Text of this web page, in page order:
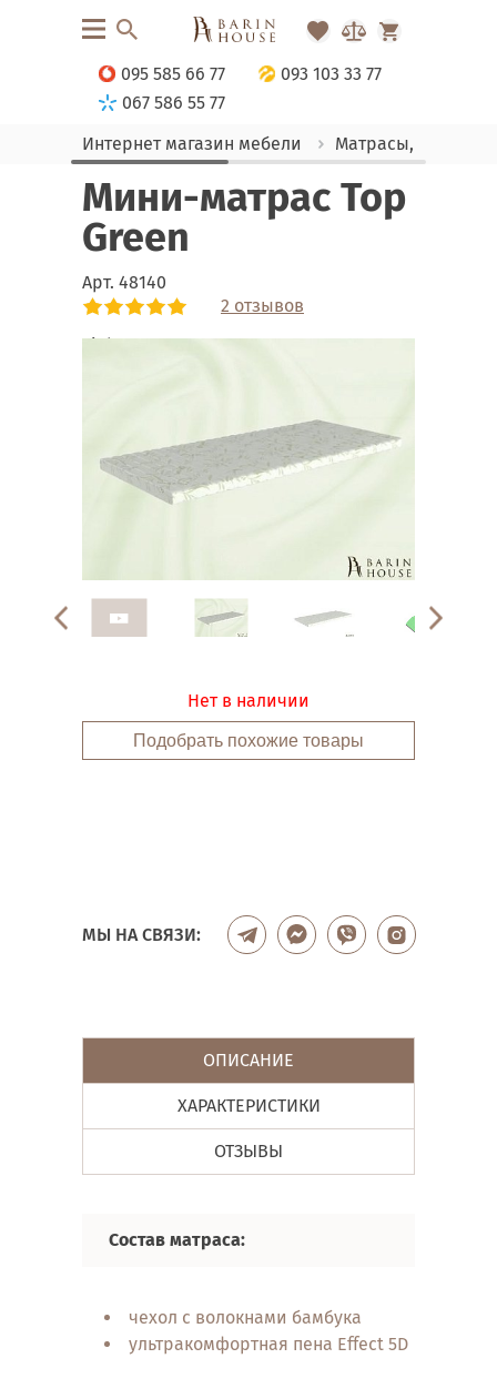
095 585 66 77
093 103 33 77
067 586 55 77
Интернет магазин мебели
Матрасы, текстиль
Мини-матрас Top
Green
Арт. 48140
2 отзывов
Link
Link
Link
Нет в наличии
Подобрать похожие товары
МЫ НА СВЯЗИ:
ОПИСАНИЕ
ХАРАКТЕРИСТИКИ
ОТЗЫВЫ
Состав матраса:
чехол с волокнами бамбука
ультракомфортная пена Effect 5D